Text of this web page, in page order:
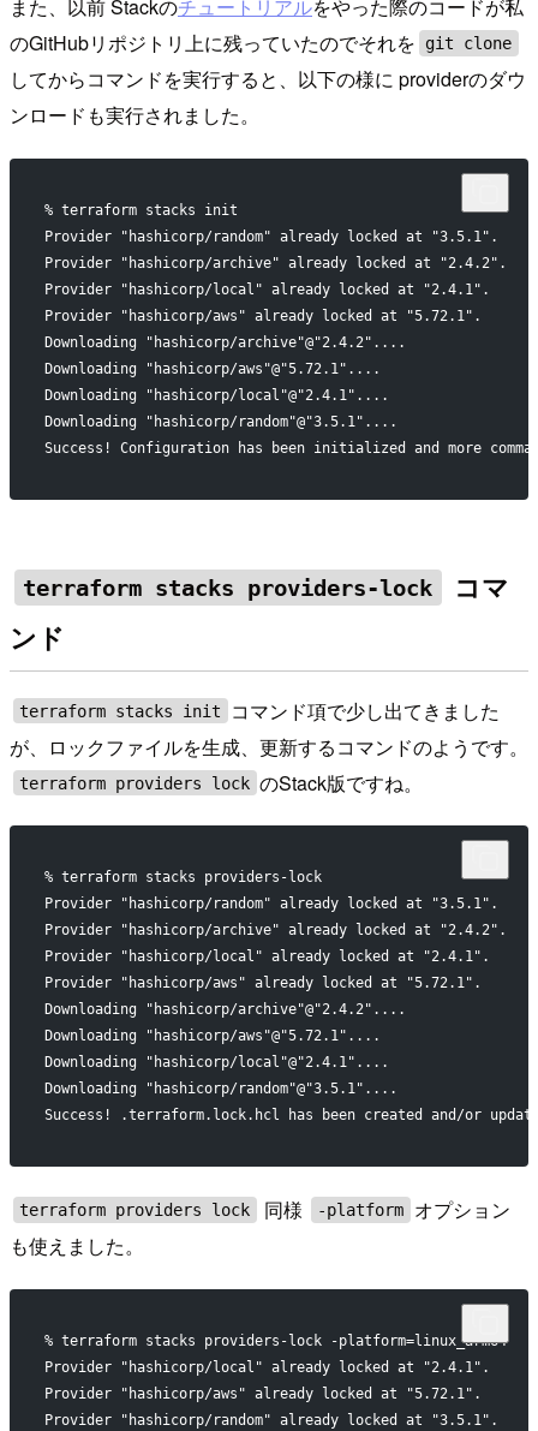
また、以前 Stackのチュートリアルをやった際のコードが私
のGitHubリポジトリ上に残っていたのでそれを
git clone
してからコマンドを実行すると、以下の様に providerのダウ
ンロードも実行されました。
% terraform stacks init
Provider "hashicorp/random" already locked at "3.5.1".
Provider "hashicorp/archive" already locked at "2.4.2".
Provider "hashicorp/local" already locked at "2.4.1".
Provider "hashicorp/aws" already locked at "5.72.1".
Downloading "hashicorp/archive"@"2.4.2"....
Downloading "hashicorp/aws"@"5.72.1"....
Downloading "hashicorp/local"@"2.4.1"....
Downloading "hashicorp/random"@"3.5.1"....
Success! Configuration has been initialized and more
terraform stacks providers-lock
コマ
ンド
terraform stacks init
コマンド項で少し出てきました
が、ロックファイルを生成、更新するコマンドのようです。
terraform providers lock のStack版ですね。
% terraform stacks providers-lock
Provider "hashicorp/random" already locked at "3.5.1".
Provider "hashicorp/archive" already locked at "2.4.2".
Provider "hashicorp/local" already locked at "2.4.1".
Provider "hashicorp/aws" already locked at "5.72.1".
Downloading "hashicorp/archive"@"2.4.2"....
Downloading "hashicorp/aws"@"5.72.1"....
Downloading "hashicorp/local"@"2.4.1"....
Downloading "hashicorp/random"@"3.5.1"....
Success! .terraform.lock.hcl has been created and/or
terraform providers lock 同様 -platform
オプション
も使えました。
% terraform stacks providers-lock -platform=linux_arm64
Provider "hashicorp/local" already locked at "2.4.1".
Provider "hashicorp/aws" already locked at "5.72.1".
Provider "hashicorp/random" already locked at "3.5.1".